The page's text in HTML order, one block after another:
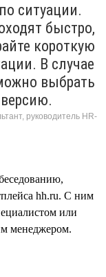
ситуации.
быстро,
короткую
В случае
выбрать
руководитель HR-
hh.ru. С ним
или
менеджером.